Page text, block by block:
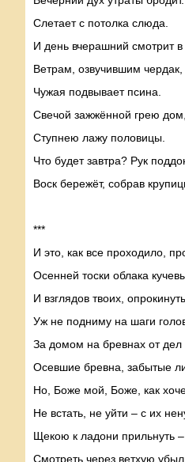
Слетает с потолка слюда.
И день вчерашний смотрит в
Ветрам, озвучившим чердак,
Чужая подвывает псина.
Свечой зажжённой грею
Ступнею лажу половицы.
Что будет завтра? Рук
Воск бережёт, собрав
***
И это, как все проходило,
Осенней тоски облака
И взглядов твоих,
Уж не подниму на шаги
За домом на бревнах от дел
Осевшие бревна, забытые
Но, Боже мой, Боже, как
Не встать, не уйти – с их
Щекою к ладони прильнуть
Смотреть через ветхую